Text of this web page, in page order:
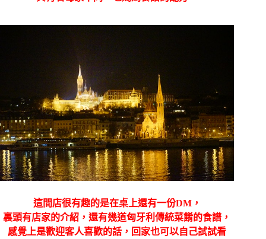
這間店很有趣的是在桌上還有一份DM，
裏頭有店家的介紹，還有幾道匈牙利傳統菜餚的食譜，
感覺上是歡迎客人喜歡的話，回家也可以自己試試看